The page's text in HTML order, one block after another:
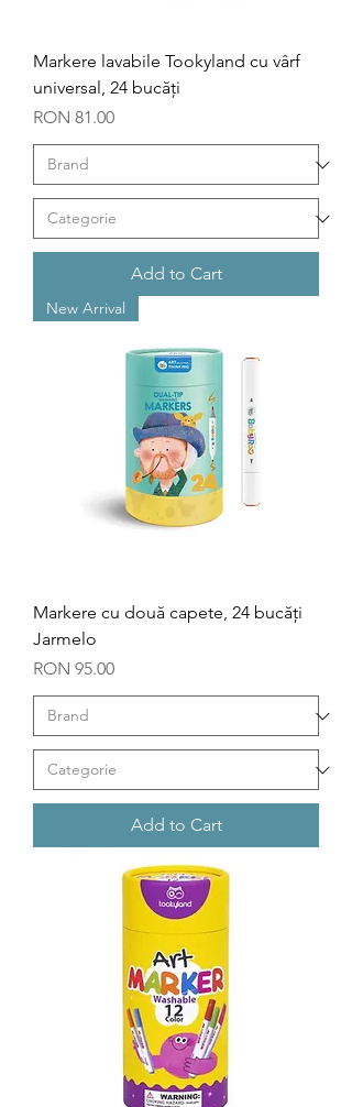
Markere lavabile Tookyland cu vârf
universal, 24 bucăți
Price
RON 81.00
Add to Cart
New Arrival
Markere cu două capete, 24 bucăți
Jarmelo
Price
RON 95.00
Add to Cart